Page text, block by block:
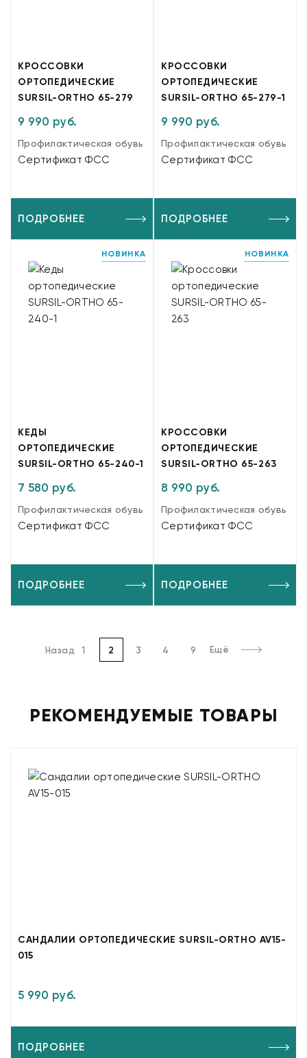
КРОССОВКИ
ОРТОПЕДИЧЕСКИЕ
SURSIL-ORTHO 65-279
9 990 руб.
Профилактическая обувь
Сертификат ФСС
ПОДРОБНЕЕ
КРОССОВКИ
ОРТОПЕДИЧЕСКИЕ
SURSIL-ORTHO 65-279-1
9 990 руб.
Профилактическая обувь
Сертификат ФСС
ПОДРОБНЕЕ
НОВИНКА
КЕДЫ
ОРТОПЕДИЧЕСКИЕ
SURSIL-ORTHO 65-240-1
7 580 руб.
Профилактическая обувь
Сертификат ФСС
ПОДРОБНЕЕ
НОВИНКА
КРОССОВКИ
ОРТОПЕДИЧЕСКИЕ
SURSIL-ORTHO 65-263
8 990 руб.
Профилактическая обувь
Сертификат ФСС
ПОДРОБНЕЕ
Назад 1 2 3 4 9 Ещё
РЕКОМЕНДУЕМЫЕ ТОВАРЫ
САНДАЛИИ ОРТОПЕДИЧЕСКИЕ SURSIL-ORTHO AV15-
015
5 990 руб.
ПОДРОБНЕЕ